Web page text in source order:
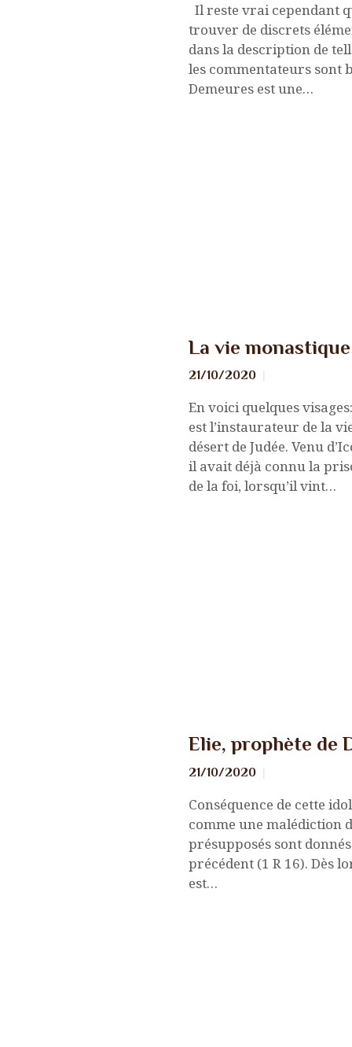
Il reste vrai cependant
trouver de discrets
dans la description de
les commentateurs sont
Demeures est une…
La vie
21/10/2020
En voici quelques
est l’instaurateur de la
désert de Judée. Venu
il avait déjà connu la
de la foi, lorsqu’il vint…
Elie, prophète de
21/10/2020
Conséquence de cette
comme une malédiction
présupposés sont
précédent (1 R 16). Dès
est…